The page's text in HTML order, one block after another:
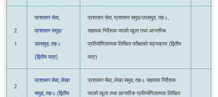
1
प्रशासन सेवा,
प्रशासन समुह/
उपसमुह, तह-८
(द्वितीय पत्र)
प्रशासन सेवा, प्रशासन समुह/उपसमुह, तह-८,
सहायक निर्देशक पदको खूला तथा आन्तरिक
प्रतियोगितात्मक लिखित परीक्षाको पाठ्यक्रम (द्वितीय
पत्र)
2
प्रशासन सेवा, लेखा
समुह, तह-८ (द्वितीय
पत्र)
प्रशासन सेवा, लेखा समुह, तह-८ सहायक निर्देशक
पदको खूला तथा आन्तरिक प्रतियोगितात्मक लिखित
परीक्षाको पाठ्यक्रम (द्वितीय पत्र)